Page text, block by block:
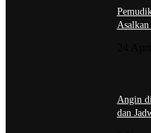
Angin
dan